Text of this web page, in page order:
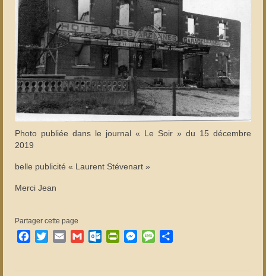
Photo publiée dans le journal « Le Soir » du 15 décembre
2019
belle publicité « Laurent Stévenart »
Merci Jean
Partager cette page
Facebook
TwitterEmail GmailOutlook.com
PrintFriendly
Messenger
Message